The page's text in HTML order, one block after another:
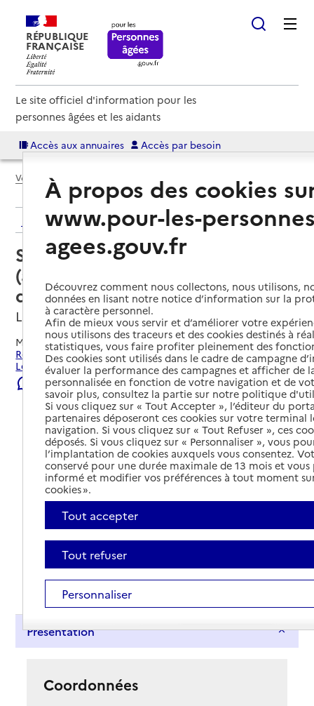
RÉPUBLIQUE
FRANÇAISE
Le site officiel d'information pour les
personnes âgées et les aidants
Accès aux annuaires Accès par besoin
Voir le fil d’Ariane
Retour aux résultats de l'annuaire
Service autonomie à domicile
(aide) – Union des associations
d'aide à la famille
Longwy, MEURTHE-ET-MOSELLE
Mis à jour le22/07/2026
Rechercher les établissements et services autour de
Longwy.
Signaler une erreur
Tout déplier
Présentation
Coordonnées
À propos des cookies
www.pour-les-
agees.gouv.fr
Découvrez comment nous collectons, nous utilisons,
données en lisant notre notice d’information sur la
à caractère personnel.
Afin de mieux vous servir et d’améliorer votre
nous utilisons des traceurs et des cookies destinés à
statistiques, vous faire profiter pleinement des
Des cookies sont utilisés dans le cadre de campagne
évaluer la performance des campagnes et afficher de
personnalisée en fonction de votre navigation et de
savoir plus, consultez la partie sur notre politique
Si vous cliquez sur « Tout Accepter », l’éditeur du
partenaires déposeront ces cookies sur votre terminal
navigation. Si vous cliquez sur « Tout Refuser », ces
déposés. Si vous cliquez sur « Personnaliser », vous
l’implantation de cookies auxquels vous consentez.
conservé pour une durée maximale de 13 mois et
informé et modifier vos préférences à tout moment
cookies ».
Tout accepter
Tout refuser
Personnaliser